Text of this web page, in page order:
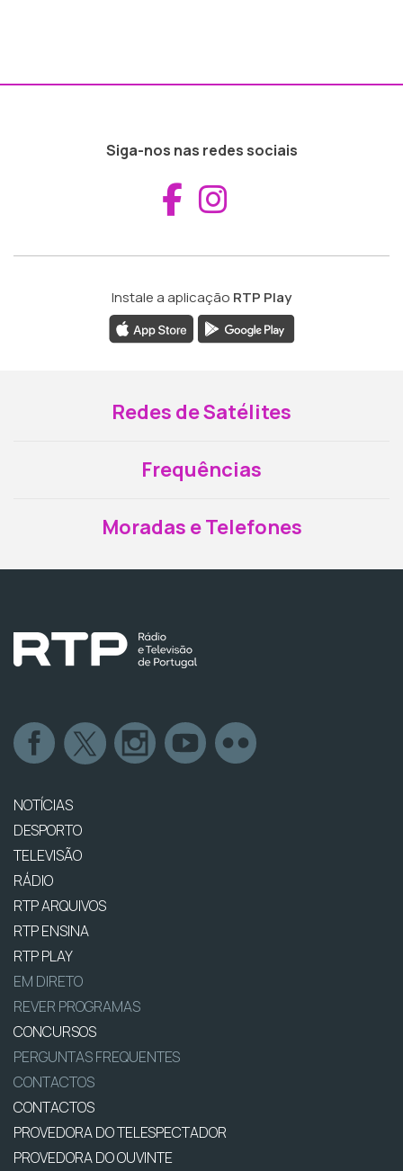
Siga-nos nas redes sociais
Aceder ao
Instale a aplicação RTP Play
Redes de Satélites
Frequências
Moradas e Telefones
NOTÍCIAS
DESPORTO
TELEVISÃO
RÁDIO
RTP ARQUIVOS
RTP ENSINA
RTP PLAY
EM DIRETO
REVER PROGRAMAS
CONCURSOS
PERGUNTAS FREQUENTES
CONTACTOS
CONTACTOS
PROVEDORA DO TELESPECTADOR
PROVEDORA DO OUVINTE